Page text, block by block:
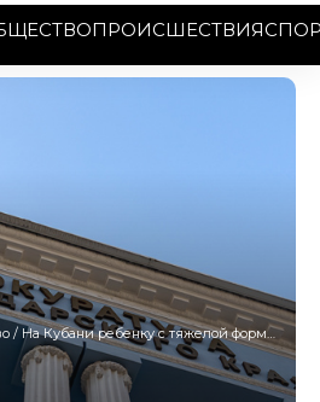
ПРОИСШЕСТВИЯ
/ На Кубани ребенку с тяжелой формой ДЦП отказывали в паллиативном статусе